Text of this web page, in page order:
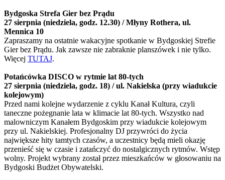
Bydgoska Strefa Gier bez Prądu
27 sierpnia (niedziela, godz. 12.30) / Młyny Rothera, ul.
Mennica 10
Zapraszamy na ostatnie wakacyjne spotkanie w Bydgoskiej Strefie
Gier bez Prądu. Jak zawsze nie zabraknie planszówek i nie tylko.
Więcej TUTAJ.
Potańcówka DISCO w rytmie lat 80-tych
27 sierpnia (niedziela, godz. 18) / ul. Nakielska (przy wiadukcie
kolejowym)
Przed nami kolejne wydarzenie z cyklu Kanał Kultura, czyli
taneczne pożegnanie lata w klimacie lat 80-tych. Wszystko nad
malowniczym Kanałem Bydgoskim przy wiadukcie kolejowym
przy ul. Nakielskiej. Profesjonalny DJ przywróci do życia
największe hity tamtych czasów, a uczestnicy będą mieli okazję
przenieść się w czasie i zatańczyć do nostalgicznych rytmów. Wstęp
wolny. Projekt wybrany został przez mieszkańców w głosowaniu na
Bydgoski Budżet Obywatelski.